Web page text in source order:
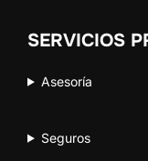
SERVICIOS
Asesoría
Seguros